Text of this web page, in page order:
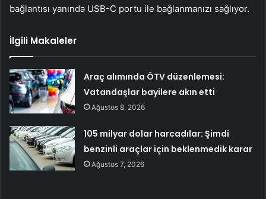
bağlantısı yanında USB-C portu ile bağlanmanızı sağlıyor.
İlgili Makaleler
Araç alımında ÖTV düzenlemesi:
Vatandaşlar bayilere akın etti
Ağustos 8, 2026
105 milyar dolar harcadılar: Şimdi
benzinli araçlar için beklenmedik karar
Ağustos 7, 2026